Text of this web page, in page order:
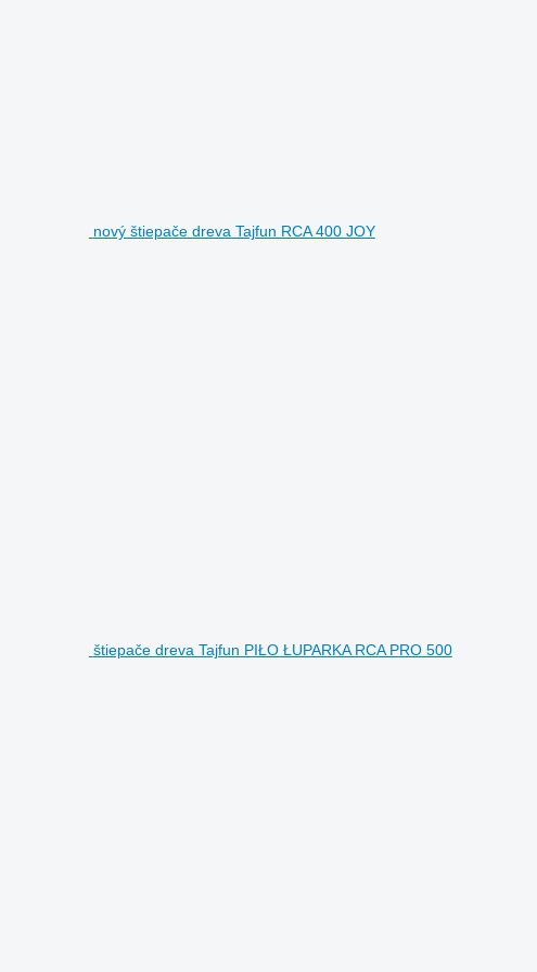
nový štiepače dreva Tajfun RCA 400 JOY
štiepače dreva Tajfun PIŁO ŁUPARKA RCA PRO 500